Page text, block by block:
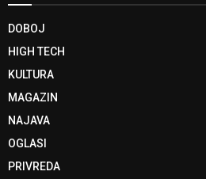
DOBOJ
HIGH TECH
KULTURA
MAGAZIN
NAJAVA
OGLASI
PRIVREDA